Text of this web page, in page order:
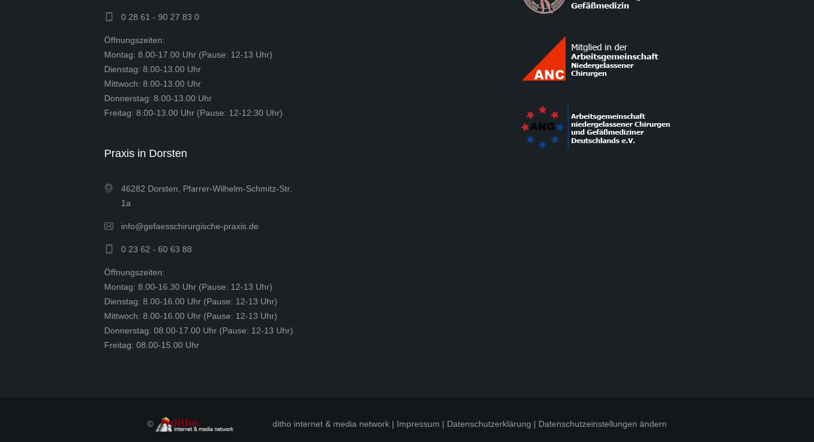
0 28 61 - 90 27 83 0
Öffnungszeiten:
Montag: 8.00-17.00 Uhr (Pause: 12-13 Uhr)
Dienstag: 8.00-13.00 Uhr
Mittwoch: 8.00-13.00 Uhr
Donnerstag: 8.00-13.00 Uhr
Freitag: 8.00-13.00 Uhr (Pause: 12-12:30 Uhr)
Praxis in Dorsten
46282 Dorsten, Pfarrer-Wilhelm-Schmitz-Str.
1a
info@gefaesschirurgische-praxis.de
0 23 62 - 60 63 88
Öffnungszeiten:
Montag: 8.00-16.30 Uhr (Pause: 12-13 Uhr)
Dienstag: 8.00-16.00 Uhr (Pause: 12-13 Uhr)
Mittwoch: 8.00-16.00 Uhr (Pause: 12-13 Uhr)
Donnerstag: 08.00-17.00 Uhr (Pause: 12-13 Uhr)
Freitag: 08.00-15.00 Uhr
© ditho internet & media network | Impressum | Datenschutzerklärung | Datenschutzeinstellungen ändern